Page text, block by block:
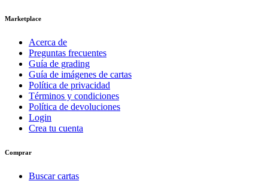
Marketplace
Acerca de
Preguntas frecuentes
Guía de grading
Guía de imágenes de cartas
Política de privacidad
Términos y condiciones
Política de devoluciones
Login
Crea tu cuenta
Comprar
Buscar cartas